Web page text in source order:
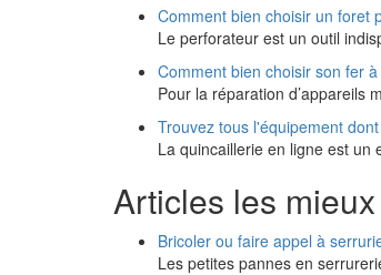
Comment bien choisir un foret
Le perforateur est un outil
Comment bien choisir son fer
Pour la réparation d’appareils
Trouvez tous l'équipement
La quincaillerie en ligne est
Articles les
Bricoler ou faire appel à
Les petites pannes en